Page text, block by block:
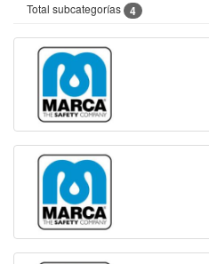
Total subcategorías 4